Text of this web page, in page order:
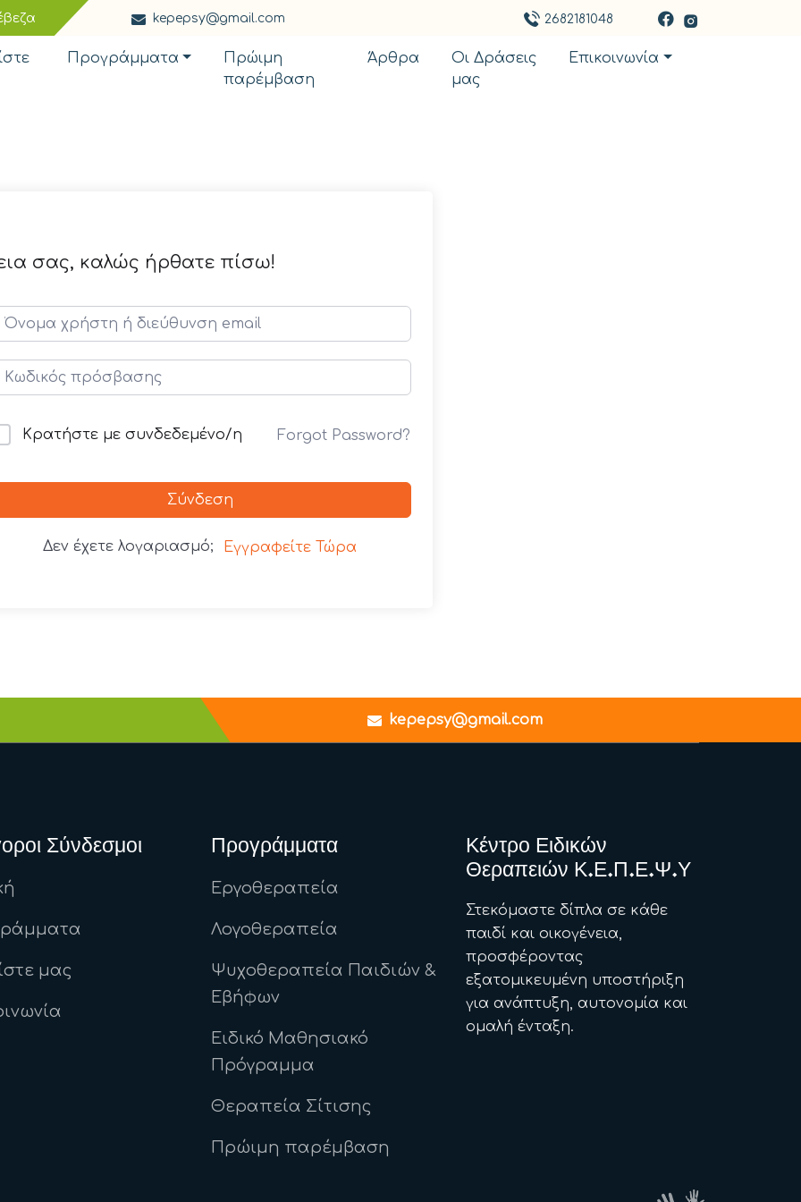
kepepsy@gmail.com 2682181048
Προγράμματα
Πρώιμη
παρέμβαση
Άρθρα
Οι Δράσεις
μας
Επικοινωνία
σας, καλώς ήρθατε πίσω!
Κρατήστε με συνδεδεμένο/η Forgot Password?
Σύνδεση
Δεν έχετε λογαριασμό; Εγγραφείτε Τώρα
kepepsy@gmail.com
Σύνδεσμοι
μας
Προγράμματα
Εργοθεραπεία
Λογοθεραπεία
Ψυχοθεραπεία Παιδιών &
Εβήφων
Ειδικό Μαθησιακό
Πρόγραμμα
Θεραπεία Σίτισης
Πρώιμη παρέμβαση
Κέντρο Ειδικών
Θεραπειών Κ.Ε.Π.Ε.Ψ.Υ
Στεκόμαστε δίπλα σε κάθε
παιδί και οικογένεια,
προσφέροντας
εξατομικευμένη υποστήριξη
για ανάπτυξη, αυτονομία και
ομαλή ένταξη.